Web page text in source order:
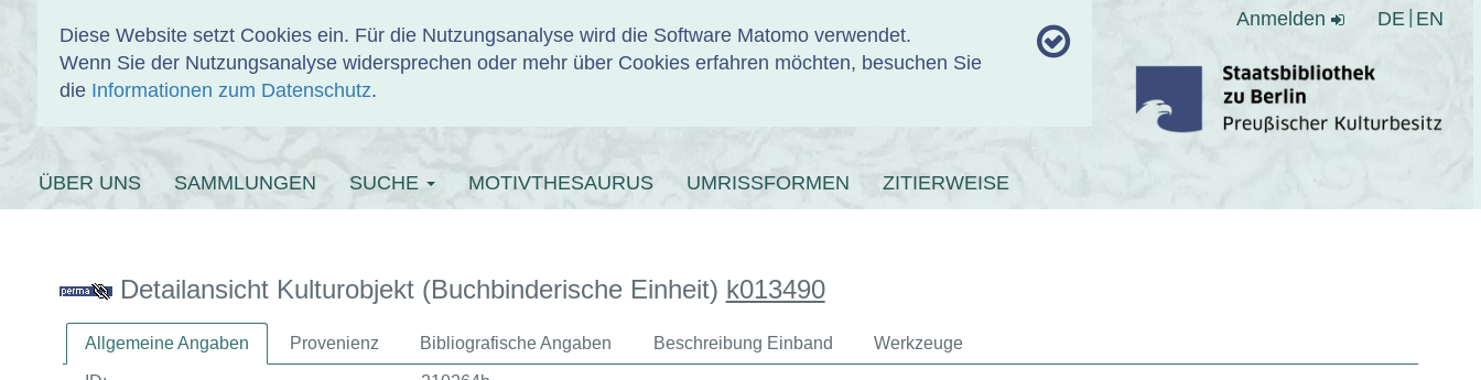
Diese Website setzt Cookies ein. Für die Nutzungsanalyse wird die Software Matomo verwendet.
Wenn Sie der Nutzungsanalyse widersprechen oder mehr über Cookies erfahren möchten, besuchen Sie
die Informationen zum Datenschutz.
Anmelden DE EN
EINBANDDATENBANK
ÜBER UNS SAMMLUNGEN SUCHE MOTIVTHESAURUS UMRISSFORMEN ZITIERWEISE
Detailansicht Kulturobjekt (Buchbinderische Einheit) k013490
Allgemeine Angaben Provenienz Bibliografische Angaben Beschreibung Einband Werkzeuge